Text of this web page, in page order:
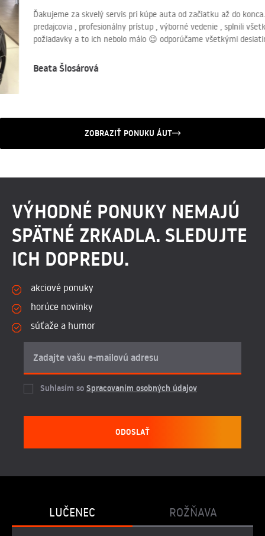
Ďakujeme za skvelý servis pri kúpe auta od začiatku až do
predajcovia , profesionálny prístup , výborné vedenie , splnili
požiadavky a to ich nebolo málo 😉 odporúčame všetkými
Beata Šlosárová
ZOBRAZIŤ PONUKU ÁUT
VÝHODNÉ PONUKY NEMAJÚ
SPÄTNÉ ZRKADLA. SLEDUJTE
ICH DOPREDU.
akciové ponuky
horúce novinky
súťaže a humor
Suhlasím so Spracovaním osobných údajov
ODOSLAŤ
LUČENEC ROŽŇAVA